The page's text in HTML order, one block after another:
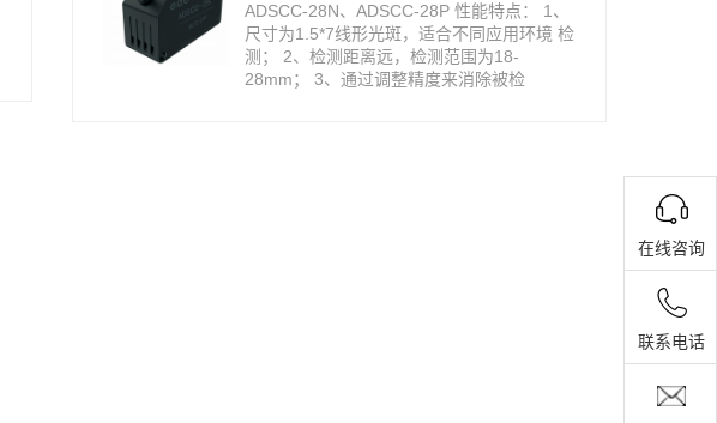
ADSCC-28N、ADSCC-28P 性能特点： 1、
尺寸为1.5*7线形光斑，适合不同应用环境 检
测； 2、检测距离远，检测范围为18-
28mm； 3、通过调整精度来消除被检
在线咨询
联系电话